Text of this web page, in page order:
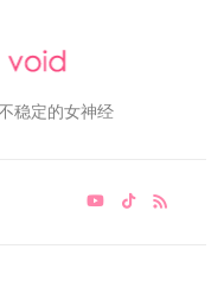
稳定的女神经